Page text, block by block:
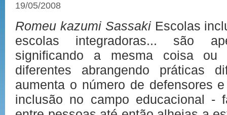
19/05/2008
Romeu kazumi Sassaki Escolas
escolas integradoras... são
significando a mesma coisa ou
diferentes abrangendo práticas
aumenta o número de defensores
inclusão no campo educacional -